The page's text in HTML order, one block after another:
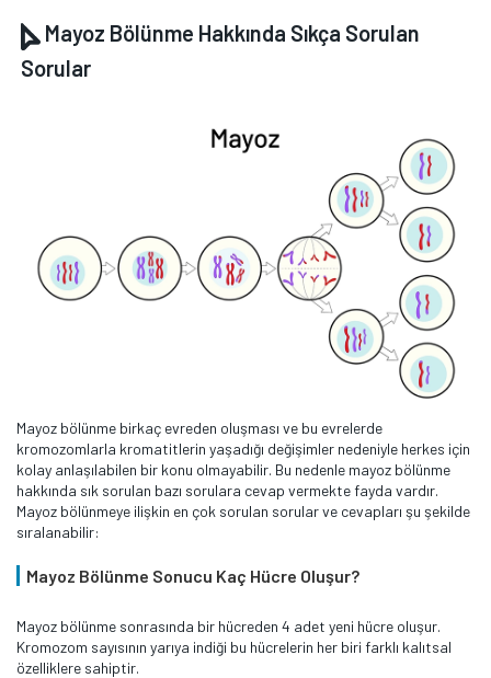
Mayoz Bölünme Hakkında Sıkça Sorulan
Sorular
Mayoz bölünme birkaç evreden oluşması ve bu evrelerde
kromozomlarla kromatitlerin yaşadığı değişimler nedeniyle herkes için
kolay anlaşılabilen bir konu olmayabilir. Bu nedenle mayoz bölünme
hakkında sık sorulan bazı sorulara cevap vermekte fayda vardır.
Mayoz bölünmeye ilişkin en çok sorulan sorular ve cevapları şu şekilde
sıralanabilir:
Mayoz Bölünme Sonucu Kaç Hücre Oluşur?
Mayoz bölünme sonrasında bir hücreden 4 adet yeni hücre oluşur.
Kromozom sayısının yarıya indiği bu hücrelerin her biri farklı kalıtsal
özelliklere sahiptir.